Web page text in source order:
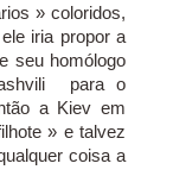
» coloridos,
iria propor a
seu homólogo
para o
a Kiev em
» e talvez
coisa a